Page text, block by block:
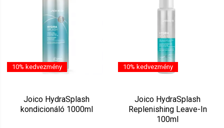
10% kedvezmény
Joico HydraSplash
kondicionáló 1000ml
10% kedvezmény
Joico HydraSplash
Replenishing Leave-In
100ml